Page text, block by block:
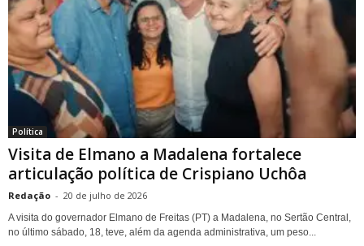
Política
Visita de Elmano a Madalena fortalece
articulação política de Crispiano Uchôa
Redação - 20 de julho de 2026
A visita do governador Elmano de Freitas (PT) a Madalena, no Sertão Central,
no último sábado, 18, teve, além da agenda administrativa, um peso...